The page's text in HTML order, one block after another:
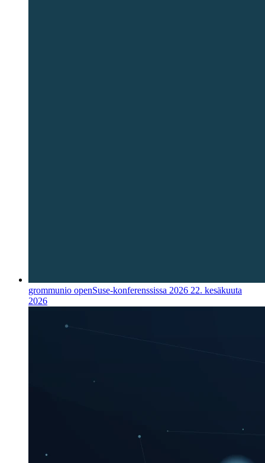
grommunio openSuse-konferenssissa 2026 22. kesäkuuta
2026